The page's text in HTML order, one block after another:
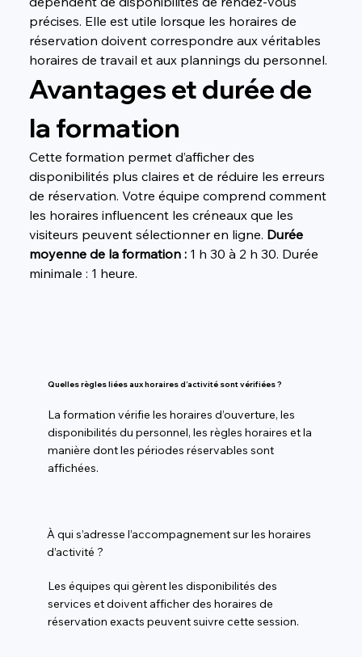
précises. Elle est utile lorsque les horaires de
réservation doivent correspondre aux véritables
horaires de travail et aux plannings du personnel.
Avantages et durée de
la formation
Cette formation permet d’afficher des
disponibilités plus claires et de réduire les erreurs
de réservation. Votre équipe comprend comment
les horaires influencent les créneaux que les
visiteurs peuvent sélectionner en ligne. Durée
moyenne de la formation : 1 h 30 à 2 h 30. Durée
minimale : 1 heure.
Quelles règles liées aux horaires d’activité sont vérifiées ?
La formation vérifie les horaires d’ouverture, les
disponibilités du personnel, les règles horaires et la
manière dont les périodes réservables sont
affichées.
À qui s’adresse l’accompagnement sur les horaires
d’activité ?
Les équipes qui gèrent les disponibilités des
services et doivent afficher des horaires de
réservation exacts peuvent suivre cette session.